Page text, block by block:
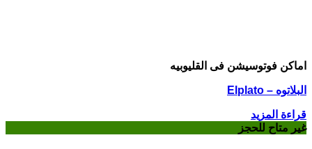
اماكن فوتوسيشن فى القليوبيه
البلاتوه – Elplato
قراءة المزيد
غير متاح للحجز